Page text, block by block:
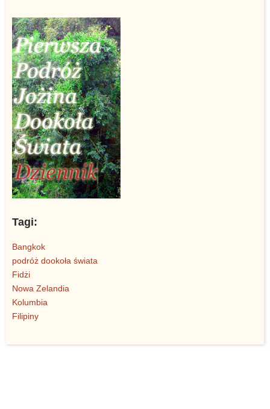
Tagi:
Bangkok
podróż dookoła świata
Fidżi
Nowa Zelandia
Kolumbia
Filipiny